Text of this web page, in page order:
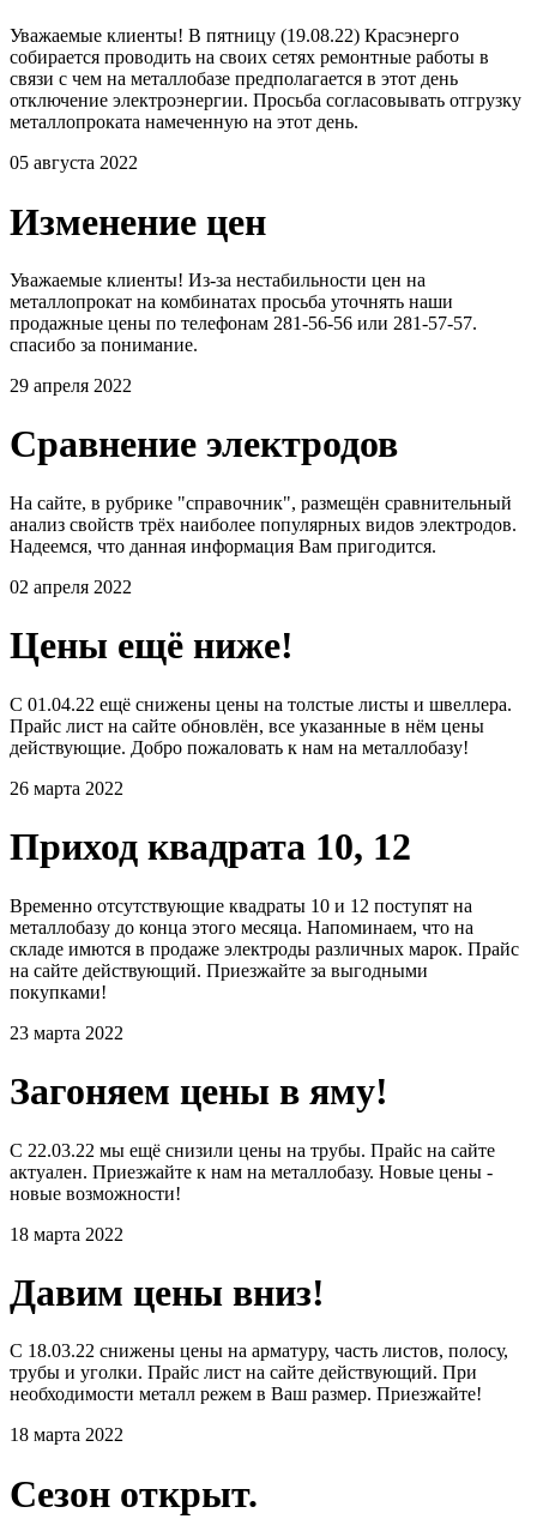
Уважаемые клиенты! В пятницу (19.08.22) Красэнерго
собирается проводить на своих сетях ремонтные работы в
связи с чем на металлобазе предполагается в этот день
отключение электроэнергии. Просьба согласовывать отгрузку
металлопроката намеченную на этот день.
05 августа 2022
Изменение цен
Уважаемые клиенты! Из-за нестабильности цен на
металлопрокат на комбинатах просьба уточнять наши
продажные цены по телефонам 281-56-56 или 281-57-57.
спасибо за понимание.
29 апреля 2022
Сравнение электродов
На сайте, в рубрике "справочник", размещён сравнительный
анализ свойств трёх наиболее популярных видов электродов.
Надеемся, что данная информация Вам пригодится.
02 апреля 2022
Цены ещё ниже!
С 01.04.22 ещё снижены цены на толстые листы и швеллера.
Прайс лист на сайте обновлён, все указанные в нём цены
действующие. Добро пожаловать к нам на металлобазу!
26 марта 2022
Приход квадрата 10, 12
Временно отсутствующие квадраты 10 и 12 поступят на
металлобазу до конца этого месяца. Напоминаем, что на
складе имются в продаже электроды различных марок. Прайс
на сайте действующий. Приезжайте за выгодными
покупками!
23 марта 2022
Загоняем цены в яму!
С 22.03.22 мы ещё снизили цены на трубы. Прайс на сайте
актуален. Приезжайте к нам на металлобазу. Новые цены -
новые возможности!
18 марта 2022
Давим цены вниз!
С 18.03.22 снижены цены на арматуру, часть листов, полосу,
трубы и уголки. Прайс лист на сайте действующий. При
необходимости металл режем в Ваш размер. Приезжайте!
18 марта 2022
Сезон открыт.